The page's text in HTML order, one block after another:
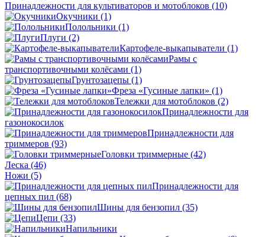
Принадлежности для культиваторов и мотоблоков (10)
Окучники (1)
Полольники (1)
Плуги (2)
Картофеле-выкапыватели (1)
Рамы с
транспортивочными колёсами (1)
Грунтозацепы (1)
Фреза «Гусиные лапки» (1)
Тележки для мотоблоков (2)
Принадлежности для
газонокосилок
Принадлежности для
триммеров (93)
Головки триммерные (42)
Леска (46)
Ножи (5)
Принадлежности для
цепных пил (68)
Шины для бензопил (35)
Цепи (33)
Напильники